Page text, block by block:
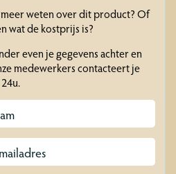
weten over dit product? Of
wat de kostprijs is?
even je gegevens achter en
medewerkers contacteert je